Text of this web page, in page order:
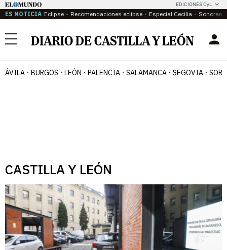
EDICIONES CyL
ES NOTICIA Eclipse Recomendaciones eclipse Especial Cecilia
Menú
ÁVILA BURGOS LEÓN PALENCIA SALAMANCA SEGOVIA
CASTILLA Y LEÓN